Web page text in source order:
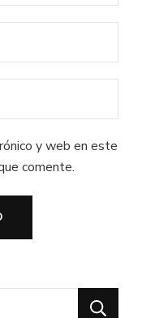
y web en este
comente.